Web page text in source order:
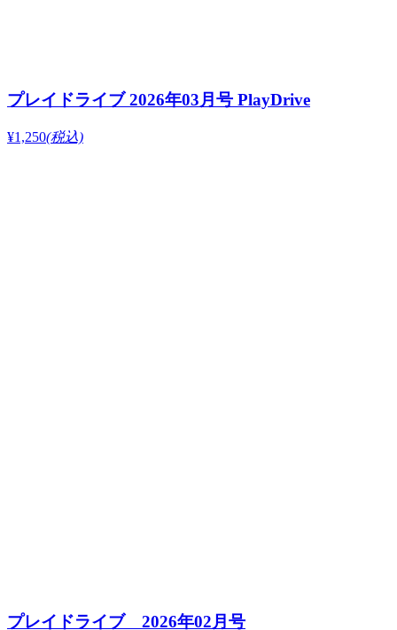
プレイドライブ 2026年03月号 PlayDrive
¥1,250(税込)
プレイドライブ 2026年02月号